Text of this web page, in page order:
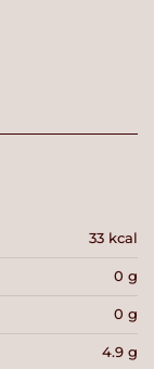
33 kcal
0 g
0 g
4.9 g